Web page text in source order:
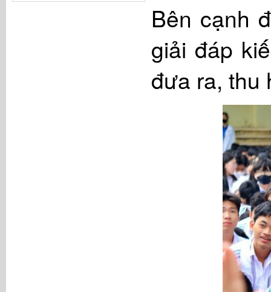
Bên cạnh
giải đáp
đưa ra, thu